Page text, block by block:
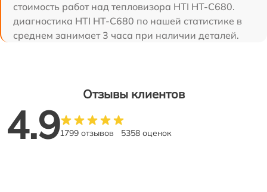
стоимость работ над тепловизора HTI HT-C680.
диагностика HTI HT-C680 по нашей статистике в
среднем занимает 3 часа при наличии деталей.
Отзывы клиентов
4.91799 отзывов 5358 оценок